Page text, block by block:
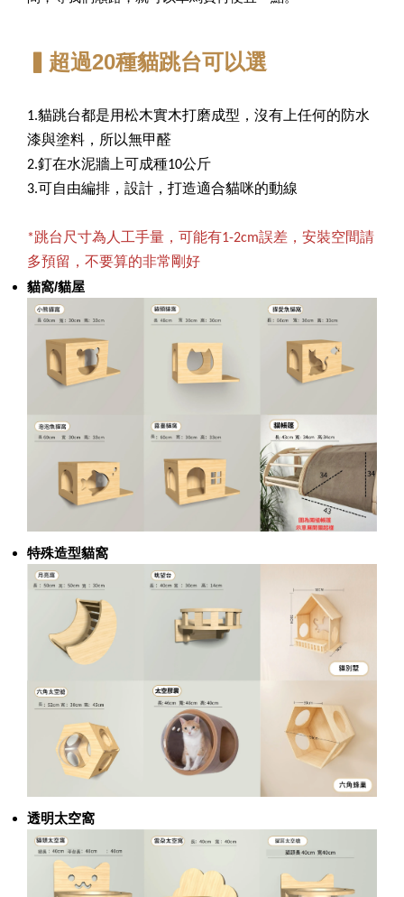
▍超過20種貓跳台可以選
1.貓跳台都是用松木實木打磨成型，沒有上任何的防水
漆與塗料，所以無甲醛
2.釘在水泥牆上可成種10公斤
3.可自由編排，設計，打造適合貓咪的動線
*跳台尺寸為人工手量，可能有1-2cm誤差，安裝空間請
多預留，不要算的非常剛好
貓窩/貓屋
特殊造型貓窩
透明太空窩